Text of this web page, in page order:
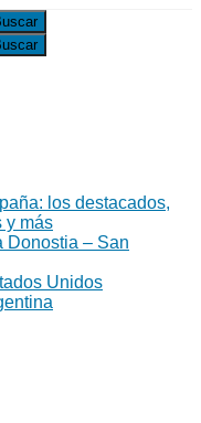
los destacados,
y más
Donostia – San
Unidos